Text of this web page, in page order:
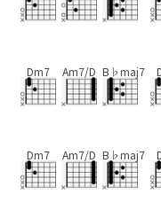
Dm7 Am7/D B♭maj7
Dm7 Am7/D B♭maj7